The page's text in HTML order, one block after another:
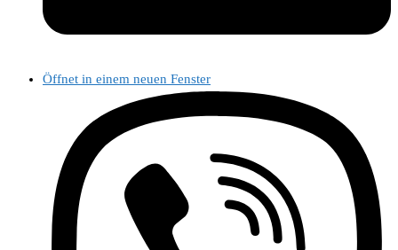
Öffnet in einem neuen Fenster